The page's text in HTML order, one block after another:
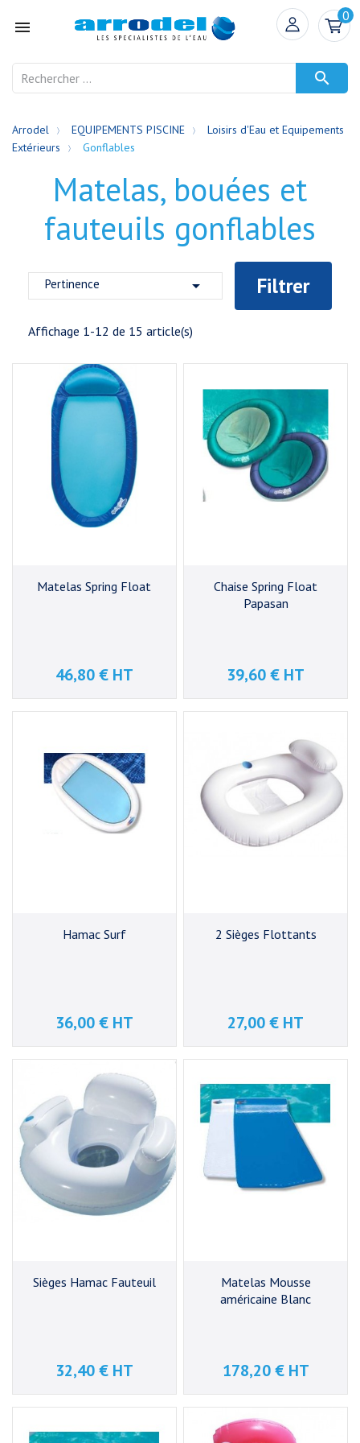

0

Arrodel EQUIPEMENTS PISCINE
Loisirs d'Eau et Equipements
Extérieurs
Gonflables
Matelas, bouées et
fauteuils gonflables
Pertinence  Filtrer
Affichage 1-12 de 15 article(s)
Matelas Spring Float
Prix
46,80 € HT
Chaise Spring Float
Papasan
Prix
39,60 € HT
Hamac Surf
Prix
36,00 € HT
2 Sièges Flottants
Prix
27,00 € HT
Sièges Hamac Fauteuil
Prix
32,40 € HT
Matelas Mousse
américaine Blanc
Prix
178,20 € HT